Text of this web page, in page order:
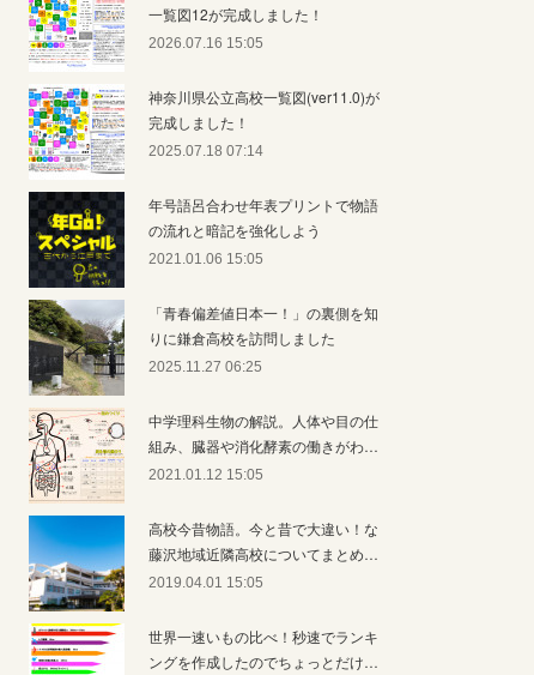
一覧図12が完成しました！
2026.07.16 15:05
神奈川県公立高校一覧図(ver11.0)が
完成しました！
2025.07.18 07:14
年号語呂合わせ年表プリントで物語
の流れと暗記を強化しよう
2021.01.06 15:05
「青春偏差値日本一！」の裏側を知
りに鎌倉高校を訪問しました
2025.11.27 06:25
中学理科生物の解説。人体や目の仕
組み、臓器や消化酵素の働きがわ…
2021.01.12 15:05
高校今昔物語。今と昔で大違い！な
藤沢地域近隣高校についてまとめ…
2019.04.01 15:05
世界一速いもの比べ！秒速でランキ
ングを作成したのでちょっとだけ…